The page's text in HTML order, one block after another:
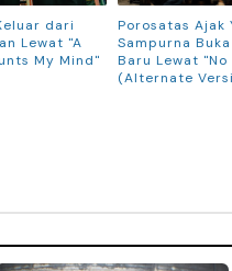
dari
Lewat "A
My Mind"
Porosatas Ajak
Sampurna
Baru Lewat "No
(Alternate